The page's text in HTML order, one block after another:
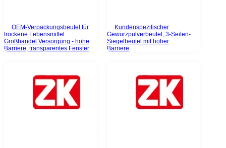
OEM-Verpackungsbeutel für
trockene Lebensmittel
Großhandel Versorgung - hohe
Barriere, transparentes Fenster
Kundenspezifischer
Gewürzpulverbeutel, 3-Seiten-
Siegelbeutel mit hoher
Barriere